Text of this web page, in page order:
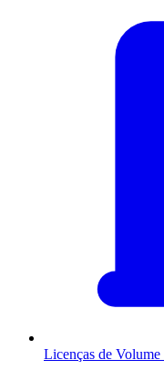
Licenças de Volume